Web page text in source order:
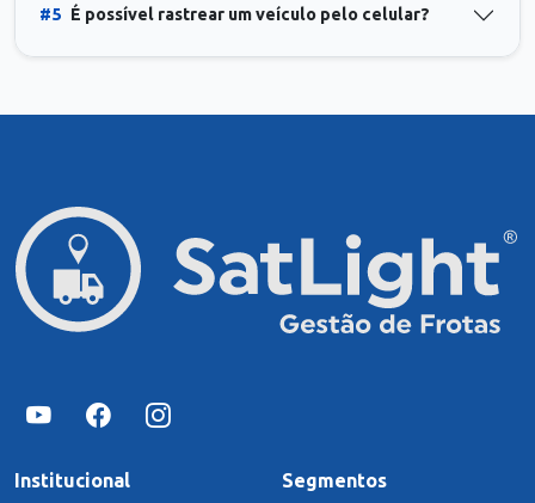
#5 É possível rastrear um veículo pelo celular?
Institucional Segmentos